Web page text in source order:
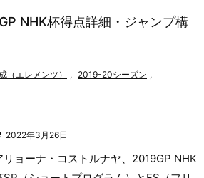
NHK杯得点詳細・ジャンプ構
（エレメンツ） , 2019-20シーズン ,
2022年3月26日
リョーナ・コストルナヤ、2019GP NHK